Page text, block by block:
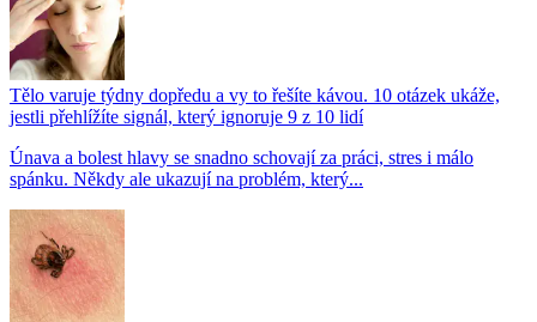
Tělo varuje týdny dopředu a vy to řešíte kávou. 10 otázek ukáže,
jestli přehlížíte signál, který ignoruje 9 z 10 lidí
Únava a bolest hlavy se snadno schovají za práci, stres i málo
spánku. Někdy ale ukazují na problém, který...